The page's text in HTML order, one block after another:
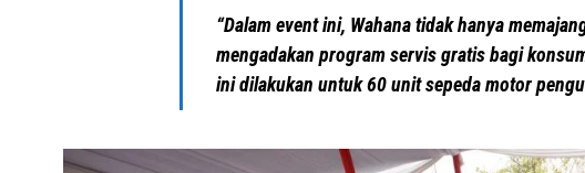
“Dalam event ini, Wahana tidak hanya
mengadakan program servis gratis bagi
ini dilakukan untuk 60 unit sepeda motor